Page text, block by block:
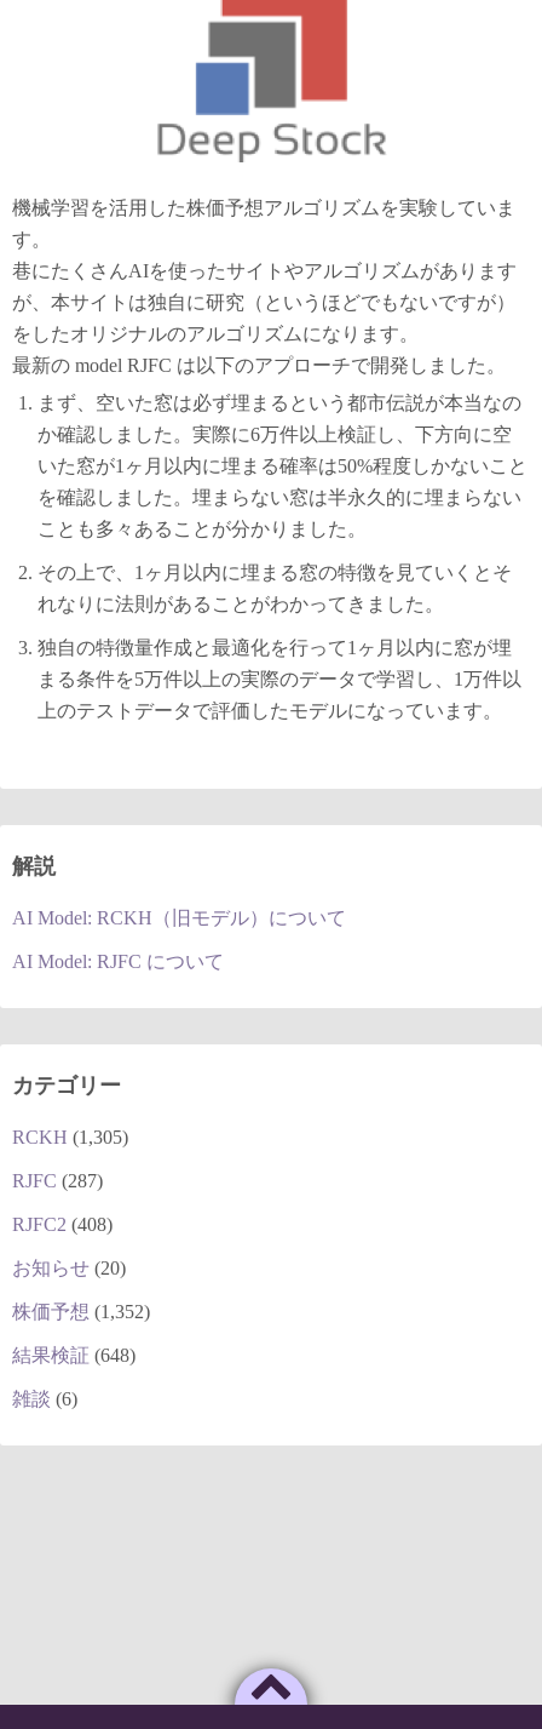
機械学習を活用した株価予想アルゴリズムを実験していま
す。
巷にたくさんAIを使ったサイトやアルゴリズムがあります
が、本サイトは独自に研究（というほどでもないですが）
をしたオリジナルのアルゴリズムになります。
最新の model RJFC は以下のアプローチで開発しました。
まず、空いた窓は必ず埋まるという都市伝説が本当なの
か確認しました。実際に6万件以上検証し、下方向に空
いた窓が1ヶ月以内に埋まる確率は50%程度しかないこと
を確認しました。埋まらない窓は半永久的に埋まらない
ことも多々あることが分かりました。
その上で、1ヶ月以内に埋まる窓の特徴を見ていくとそ
れなりに法則があることがわかってきました。
独自の特徴量作成と最適化を行って1ヶ月以内に窓が埋
まる条件を5万件以上の実際のデータで学習し、1万件以
上のテストデータで評価したモデルになっています。
解説
AI Model: RCKH（旧モデル）について
AI Model: RJFC について
カテゴリー
RCKH (1,305)
RJFC (287)
RJFC2 (408)
お知らせ (20)
株価予想 (1,352)
結果検証 (648)
雑談 (6)